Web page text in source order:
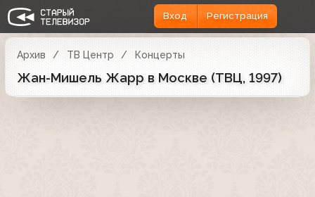
Вход Регистрация
Архив ТВ Центр Концерты
Жан-Мишель Жарр в Москве (ТВЦ, 1997)